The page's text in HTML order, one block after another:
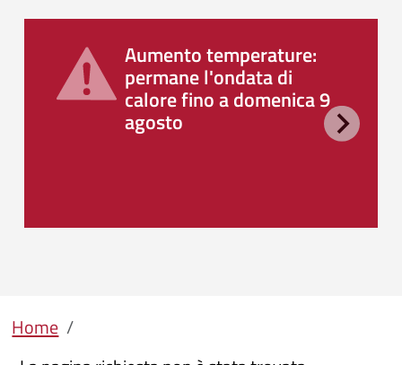
Aumento temperature:
permane l'ondata di
calore fino a domenica 9
agosto
Briciole di pane
Home